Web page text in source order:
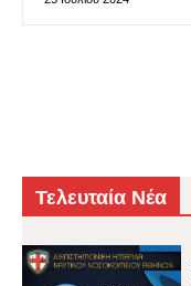
Τελευταία Νέα